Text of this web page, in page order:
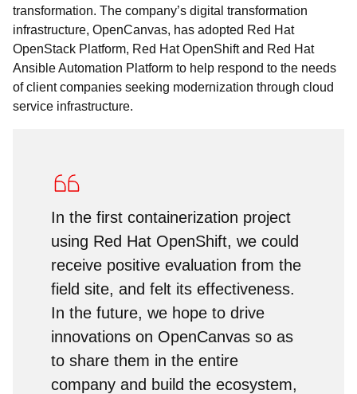
transformation. The company’s digital transformation
infrastructure, OpenCanvas, has adopted Red Hat
OpenStack Platform, Red Hat OpenShift and Red Hat
Ansible Automation Platform to help respond to the needs
of client companies seeking modernization through cloud
service infrastructure.
In the first containerization project
using Red Hat OpenShift, we could
receive positive evaluation from the
field site, and felt its effectiveness.
In the future, we hope to drive
innovations on OpenCanvas so as
to share them in the entire
company and build the ecosystem,